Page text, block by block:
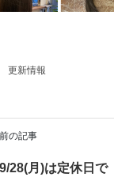
更新情報
前の記事
9/28(月)は定休日で